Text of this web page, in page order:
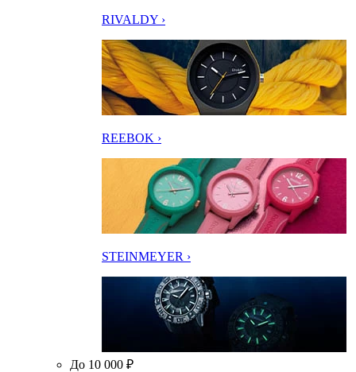
RIVALDY ›
REEBOK ›
STEINMEYER ›
До 10 000 ₽